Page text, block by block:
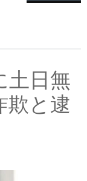
土日無
欺と逮